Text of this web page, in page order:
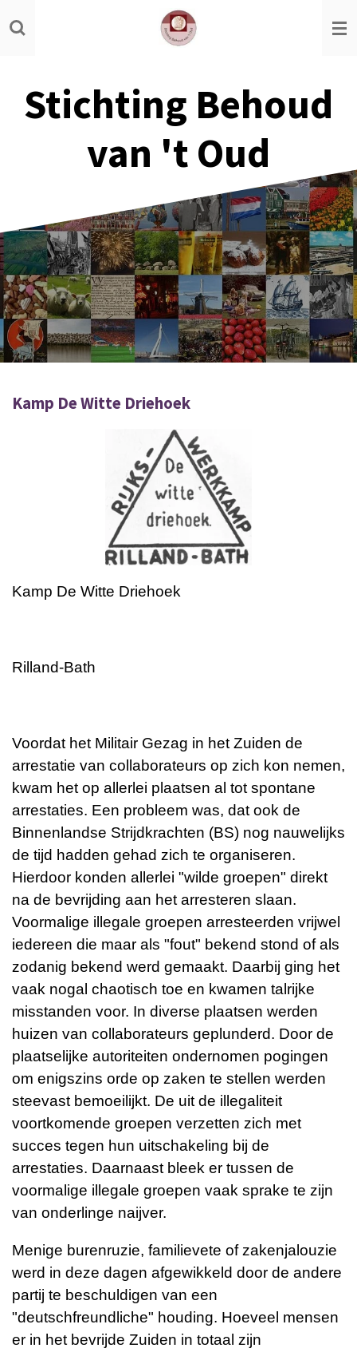
Ga
direct
hoofdinhoud
Stichting Behoud
van 't Oud
Kamp De Witte Driehoek
Kamp De Witte Driehoek
Rilland-Bath
Voordat het Militair Gezag in het Zuiden de
arrestatie van collaborateurs op zich kon nemen,
kwam het op allerlei plaatsen al tot spontane
arrestaties. Een probleem was, dat ook de
Binnenlandse Strijdkrachten (BS) nog nauwelijks
de tijd hadden gehad zich te organiseren.
Hierdoor konden allerlei "wilde groepen" direkt
na de bevrijding aan het arresteren slaan.
Voormalige illegale groepen arresteerden vrijwel
iedereen die maar als "fout" bekend stond of als
zodanig bekend werd gemaakt. Daarbij ging het
vaak nogal chaotisch toe en kwamen talrijke
misstanden voor. In diverse plaatsen werden
huizen van collaborateurs geplunderd. Door de
plaatselijke autoriteiten ondernomen pogingen
om enigszins orde op zaken te stellen werden
steevast bemoeilijkt. De uit de illegaliteit
voortkomende groepen verzetten zich met
succes tegen hun uitschakeling bij de
arrestaties. Daarnaast bleek er tussen de
voormalige illegale groepen vaak sprake te zijn
van onderlinge naijver.
Menige burenruzie, familievete of zakenjalouzie
werd in deze dagen afgewikkeld door de andere
partij te beschuldigen van een
"deutschfreundliche" houding. Hoeveel mensen
er in het bevrijde Zuiden in totaal zijn